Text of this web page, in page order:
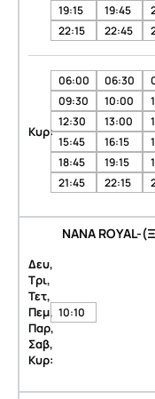
19:15
19:45
22:15
22:45
Κυρ:
06:00 06:30
09:30
10:00
12:30
13:00
15:45
16:15
18:45
19:15
21:45
22:15
NANA
Δευ,
Τρι,
Τετ,
Πεμ,
Παρ,
Σαβ,
Κυρ:
10:10